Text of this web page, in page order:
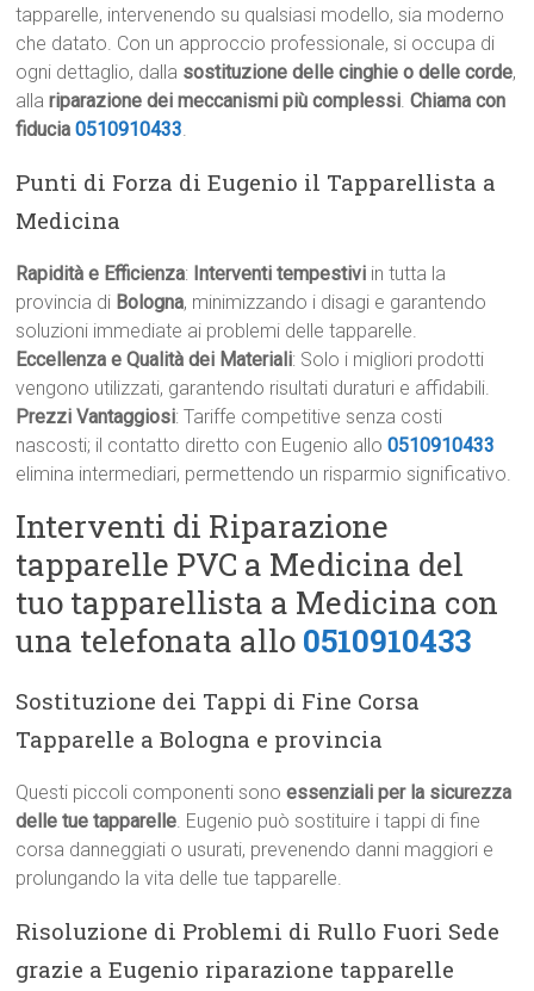
tapparelle, intervenendo su qualsiasi modello, sia moderno
che datato. Con un approccio professionale, si occupa di
ogni dettaglio, dalla sostituzione delle cinghie o delle corde,
allariparazione dei meccanismi più complessi.Chiama con
fiducia0510910433.
Punti di Forza di Eugenio il Tapparellista a
Medicina
Rapidità e Efficienza: Interventi tempestivi in tutta la
provincia di Bologna, minimizzando i disagi e garantendo
soluzioni immediate ai problemi delle tapparelle.
Eccellenza e Qualità dei Materiali: Solo i migliori prodotti
vengono utilizzati, garantendo risultati duraturi e affidabili.
Prezzi Vantaggiosi: Tariffe competitive senza costi
nascosti; il contatto diretto con Eugenio allo0510910433
elimina intermediari, permettendo un risparmio significativo.
Interventi di Riparazione
tapparelle PVC a Medicina del
tuo tapparellista a Medicina con
una telefonata allo 0510910433
Sostituzione dei Tappi di Fine Corsa
Tapparelle a Bologna e provincia
Questi piccoli componenti sonoessenziali per la sicurezza
delle tue tapparelle. Eugenio può sostituire i tappi di fine
corsa danneggiati o usurati, prevenendo danni maggiori e
prolungando la vita delle tue tapparelle.
Risoluzione di Problemi di Rullo Fuori Sede
grazie a Eugenio riparazione tapparelle